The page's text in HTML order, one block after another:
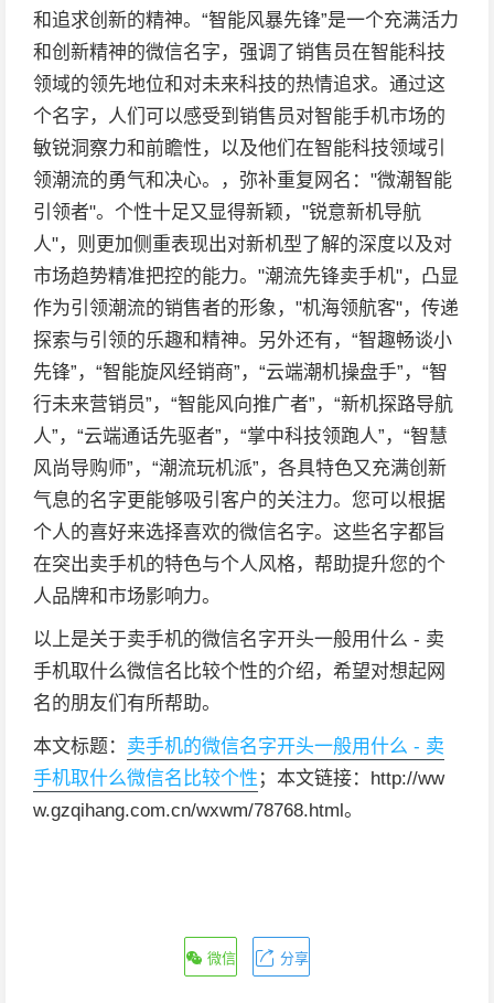
和追求创新的精神。“智能风暴先锋”是一个充满活力
和创新精神的微信名字，强调了销售员在智能科技
领域的领先地位和对未来科技的热情追求。通过这
个名字，人们可以感受到销售员对智能手机市场的
敏锐洞察力和前瞻性，以及他们在智能科技领域引
领潮流的勇气和决心。，弥补重复网名："微潮智能
引领者"。个性十足又显得新颖，"锐意新机导航
人"，则更加侧重表现出对新机型了解的深度以及对
市场趋势精准把控的能力。"潮流先锋卖手机"，凸显
作为引领潮流的销售者的形象，"机海领航客"，传递
探索与引领的乐趣和精神。另外还有，“智趣畅谈小
先锋”，“智能旋风经销商”，“云端潮机操盘手”，“智
行未来营销员”，“智能风向推广者”，“新机探路导航
人”，“云端通话先驱者”，“掌中科技领跑人”，“智慧
风尚导购师”，“潮流玩机派”，各具特色又充满创新
气息的名字更能够吸引客户的关注力。您可以根据
个人的喜好来选择喜欢的微信名字。这些名字都旨
在突出卖手机的特色与个人风格，帮助提升您的个
人品牌和市场影响力。
以上是关于卖手机的微信名字开头一般用什么 - 卖
手机取什么微信名比较个性的介绍，希望对想起网
名的朋友们有所帮助。
本文标题： 卖手机的微信名字开头一般用什么 - 卖
手机取什么微信名比较个性 ；本文链接：http://ww
w.gzqihang.com.cn/wxwm/78768.html。
微信 分享